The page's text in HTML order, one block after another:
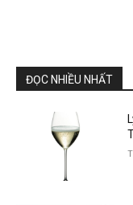
ĐỌC NHIỀU NHẤT